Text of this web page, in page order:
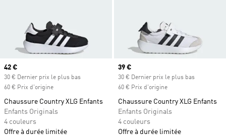
Prix actuel
42 €
30 € Dernier prix le plus bas
60 € Prix d'origine
Chaussure Country XLG Enfants
Enfants Originals
4 couleurs
Offre à durée limitée
Prix actuel
39 €
30 € Dernier prix le plus bas
60 € Prix d'origine
Chaussure Country XLG Enfants
Enfants Originals
4 couleurs
Offre à durée limitée